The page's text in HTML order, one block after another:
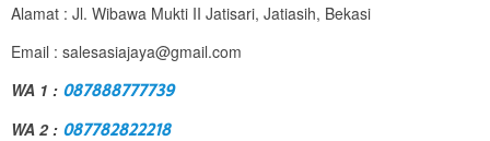
Alamat : Jl. Wibawa Mukti II Jatisari, Jatiasih, Bekasi
Email : salesasiajaya@gmail.com
WA 1 : 087888777739
WA 2 : 087782822218